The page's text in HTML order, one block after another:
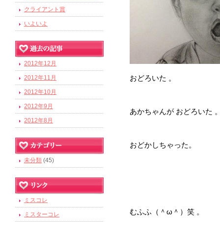
おどろいた 。
あかちゃんが おどろいた
おどかしちゃった。
むふふ（＾ω＾）笑 。
クライアント賞
いよいよ
2012年12月
2012年11月
2012年10月
2012年9月
2012年8月
未分類 (45)
ミスコレ
ミスターコレ